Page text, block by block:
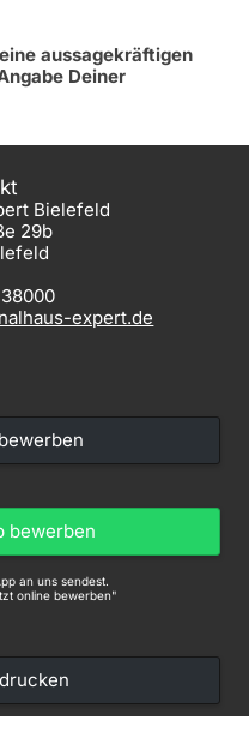
aussagekräftigen
Deiner
Bielefeld
29b
expert.de
bewerben
an uns sendest.
online bewerben"